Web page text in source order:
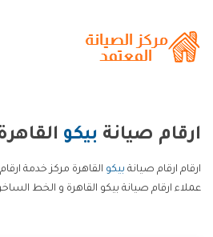
ارقام صيانة بيكو
ارقام ارقام صيانة بيكو القاهرة مركز خدمة
عملاء ارقام صيانة بيكو القاهرة و الخط